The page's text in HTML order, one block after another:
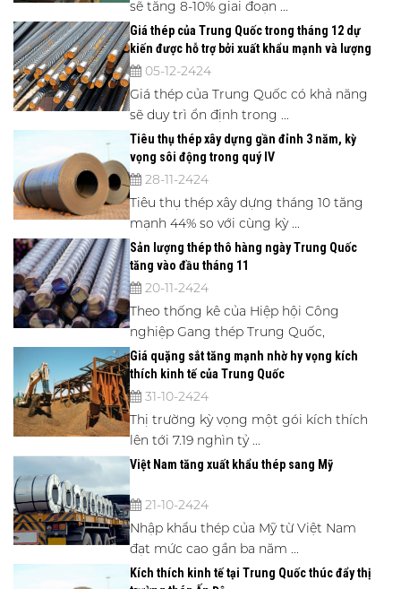
sẽ tăng 8-10% giai đoạn ...
Giá thép của Trung Quốc trong tháng 12 dự
kiến ​​được hỗ trợ bởi xuất khẩu mạnh và lượng
hàng tồn kho thấp
05-12-2424
Giá thép của Trung Quốc có khả năng
sẽ duy trì ổn định trong ...
Tiêu thụ thép xây dựng gần đỉnh 3 năm, kỳ
vọng sôi động trong quý IV
28-11-2424
Tiêu thụ thép xây dựng tháng 10 tăng
mạnh 44% so với cùng kỳ ...
Sản lượng thép thô hàng ngày Trung Quốc
tăng vào đầu tháng 11
20-11-2424
Theo thống kê của Hiệp hội Công
nghiệp Gang thép Trung Quốc,
Giá quặng sắt tăng mạnh nhờ hy vọng kích
thích kinh tế của Trung Quốc
31-10-2424
Thị trường kỳ vọng một gói kích thích
lên tới 7.19 nghìn tỷ ...
Việt Nam tăng xuất khẩu thép sang Mỹ
21-10-2424
Nhập khẩu thép của Mỹ từ Việt Nam
đạt mức cao gần ba năm ...
Kích thích kinh tế tại Trung Quốc thúc đẩy thị